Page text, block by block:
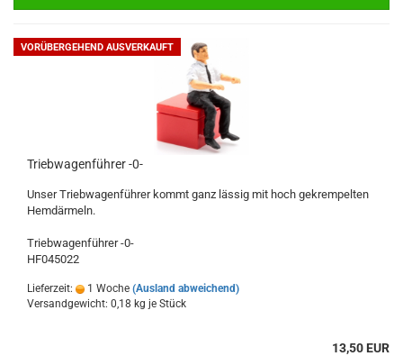
VORÜBERGEHEND AUSVERKAUFT
Triebwagenführer -0-
Unser Triebwagenführer kommt ganz lässig mit hoch gekrempelten
Hemdärmeln.
Triebwagenführer -0-
​HF045022
Lieferzeit: 1 Woche (Ausland abweichend)
Versandgewicht: 0,18 kg je Stück
13,50 EUR